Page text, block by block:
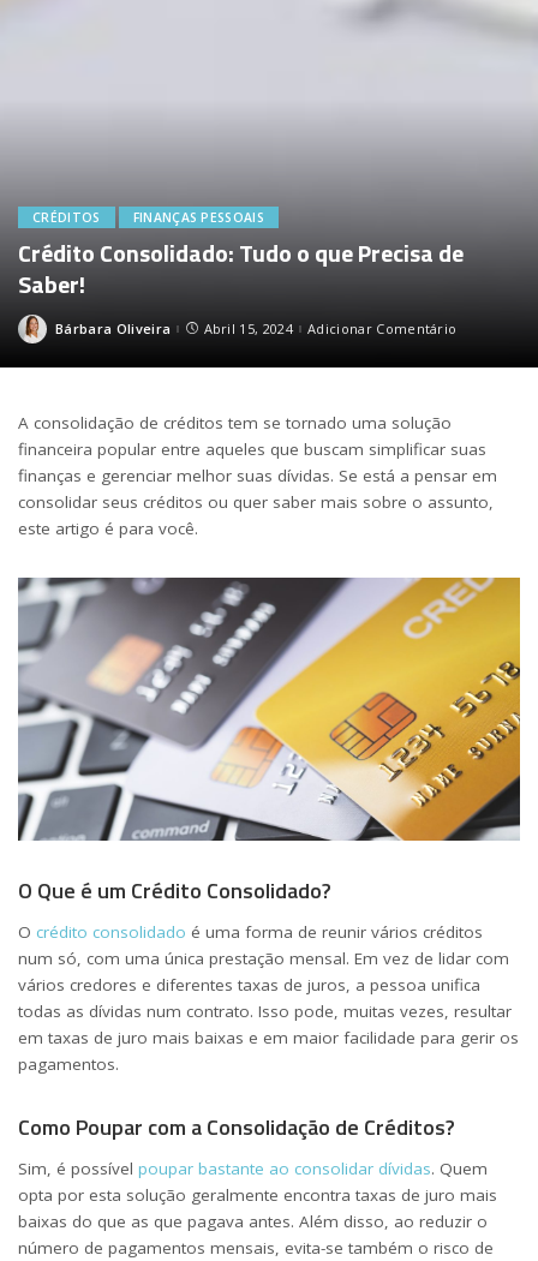
CRÉDITOS FINANÇAS PESSOAIS
Crédito Consolidado: Tudo o que Precisa de
Saber!
Posted
Bárbara Oliveira Abril 15, 2024 Adicionar Comentário
A consolidação de créditos tem se tornado uma solução
financeira popular entre aqueles que buscam simplificar suas
finanças e gerenciar melhor suas dívidas. Se está a pensar em
consolidar seus créditos ou quer saber mais sobre o assunto,
este artigo é para você.
O Que é um Crédito Consolidado?
O crédito consolidado é uma forma de reunir vários créditos
num só, com uma única prestação mensal. Em vez de lidar com
vários credores e diferentes taxas de juros, a pessoa unifica
todas as dívidas num contrato. Isso pode, muitas vezes, resultar
em taxas de juro mais baixas e em maior facilidade para gerir os
pagamentos.
Como Poupar com a Consolidação de Créditos?
Sim, é possível poupar bastante ao consolidar dívidas. Quem
opta por esta solução geralmente encontra taxas de juro mais
baixas do que as que pagava antes. Além disso, ao reduzir o
número de pagamentos mensais, evita-se também o risco de